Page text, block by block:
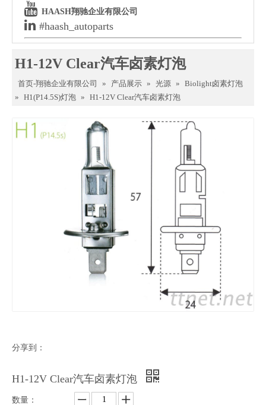
 HAASH翔驰企业有限公司
 #haash_autoparts
H1-12V Clear汽车卤素灯泡
首页-翔驰企业有限公司 » 产品展示 » 光源 » Biolight卤素灯泡
» H1(P14.5S)灯泡 » H1-12V Clear汽车卤素灯泡
分享到：
H1-12V Clear汽车卤素灯泡
数量：